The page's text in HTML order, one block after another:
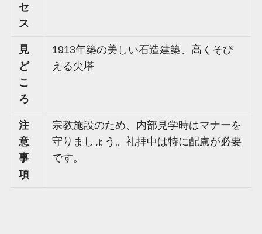
セ
ス
見
ど
こ
ろ
1913年築の美しい石造建築、高くそび
える尖塔
注
意
事
項
宗教施設のため、内部見学時はマナーを
守りましょう。礼拝中は特に配慮が必要
です。